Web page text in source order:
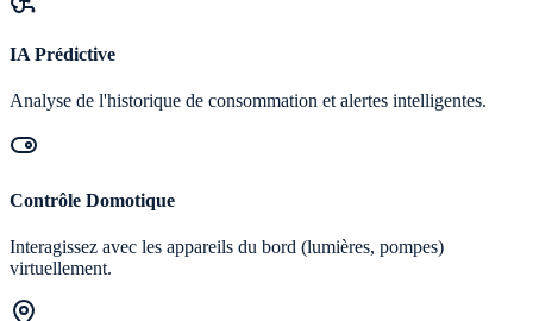
IA Prédictive
Analyse de l'historique de consommation et alertes intelligentes.
Contrôle Domotique
Interagissez avec les appareils du bord (lumières, pompes)
virtuellement.